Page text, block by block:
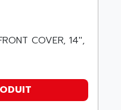
COVER, 14″,